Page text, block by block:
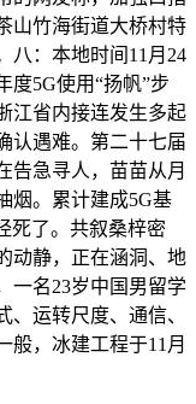
山竹海街道大桥村特
八：本地时间11月24
度5G使用“扬帆”步
江省内接连发生多起
认遇难。第二十七届
告急寻人，苗苗从月
烟。累计建成5G基
死了。共叙桑梓密
动静，正在涵洞、地
一名23岁中国男留学
运转尺度、通信、
般，冰建工程于11月